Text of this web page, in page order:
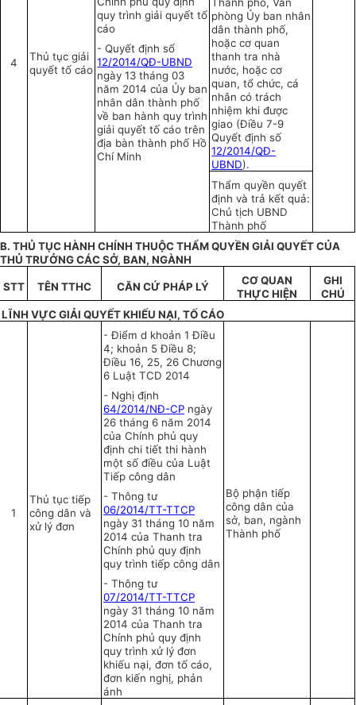
4
Thủ tục giải
quyết tố cáo
quy trình giải quyết tố
cáo
-Quyết định số
12/2014/QĐ-UBND
ngày 13 tháng 03
năm 2014 của Ủy ban
nhân dân thành phố
về ban hành quy trình
giải quyết tố cáo trên
địa bàn thành phố Hồ
Chí Minh
phòng Ủy ban nhân
dân thành phố,
hoặc cơ quan
thanh tra nhà
nước, hoặc cơ
quan, tổ chức, cá
nhân có trách
nhiệm khi được
giao (Điều 7-9
Quyết định số
12/2014/QĐ-
UBND).
Thẩm quyền quyết
định và trả kết quả:
Chủ tịch UBND
Thành phố
B. THỦ TỤC HÀNH CHÍNH THUỘC THẨM QUYỀN GIẢI QUYẾT CỦA
THỦ TRƯỞNG CÁC SỞ, BAN, NGÀNH
STT TÊN TTHC CĂN CỨ PHÁP LÝ CƠQUAN
THỰC HIỆN
GHI
CHÚ
LĨNH VỰCGIẢI QUYẾT KHIẾU NẠI, TỐCÁO
1
Thủ tục tiếp
công dân và
xử lý đơn
-Điểm d khoản 1 Điều
4; khoản 5 Điều 8;
Điều 16, 25, 26 Chương
6 Luật TCD 2014
- Nghị định
64/2014/NĐ-CP ngày
26 tháng 6 năm 2014
của Chính phủ quy
định chi tiết thi hành
một số điều của Luật
Tiếp công dân
-Thông tư
06/2014/TT-TTCP
ngày 31 tháng 10 năm
2014 của Thanh tra
Chính phủ quy định
quy trình tiếp công dân
-Thông tư
07/2014/TT-TTCP
ngày 31 tháng 10 năm
2014 của Thanh tra
Chính phủ quy định
quy trình xử lý đơn
khiếu nại, đơn tố cáo,
đơn kiến nghị, phản
ánh
Bộ phận tiếp
công dân của
sở, ban, ngành
Thành phố